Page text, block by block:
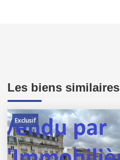
Les biens similaires
Exclusif